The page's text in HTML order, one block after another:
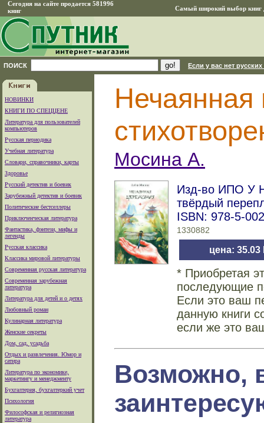
Сегодня на сайте продается 581996
книг
Самый широкий выбор книг
ПОИСК Если у вас нет
НОВИНКИ
КНИГИ ПО СПЕЦЦЕНЕ
Литература для пользователей
компьютеров
Русская периодика
Учебная литература
Словари, справочники, карты
Здоровье
Русский детектив и боевик
Зарубежный детектив и боевик
Политические бестселлеры
Приключенческая литература
Фантастика, фэнтези, мифы и
легенды
Русская классика
Классика мировой литературы
Современная русская литература
Современная зарубежная
литература
Литература для детей и о детях
Любовный роман
Кулинарная литература
Женские секреты
Дом, сад, усадьба
Отдых и развлечения. Юмор и
сатира
Литература по экономике,
маркетингу и менеджменту
Бухгалтерия, бухгалтеркий учет
Психология
Философская и религиозная
литература
Мосина А.
Изд-во ИПО У
твёрдый
ISBN: 978-5-
1330882
цена: 35.03
* Приобретая
последующие
Если это ваш
данную книги
если же это
Возможно,